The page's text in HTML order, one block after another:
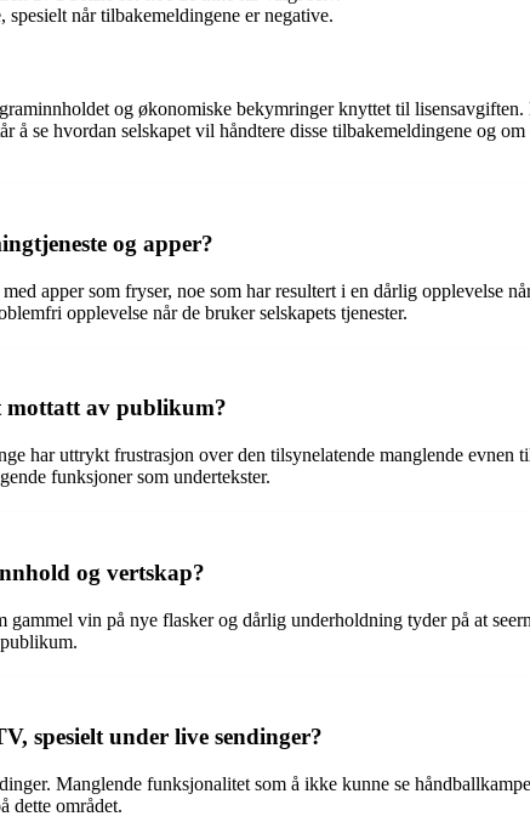
spesielt når tilbakemeldingene er negative.
og økonomiske bekymringer knyttet til
å se hvordan selskapet vil håndtere disse tilbakemeldingene og
og apper?
apper som fryser, noe som har resultert i en dårlig opplevelse
opplevelse når de bruker selskapets tjenester.
mottatt av publikum?
har uttrykt frustrasjon over den tilsynelatende manglende evnen
funksjoner som undertekster.
og vertskap?
vin på nye flasker og dårlig underholdning tyder på at
spesielt under live sendinger?
Manglende funksjonalitet som å ikke kunne se
dette området.